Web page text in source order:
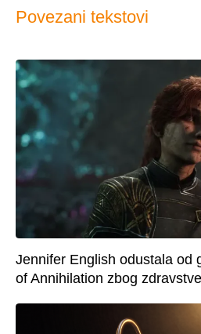
Povezani tekstovi
Jennifer English odustala od
of Annihilation zbog